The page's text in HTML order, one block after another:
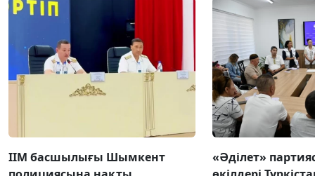
ІІМ басшылығы Шымкент
«Әділет»